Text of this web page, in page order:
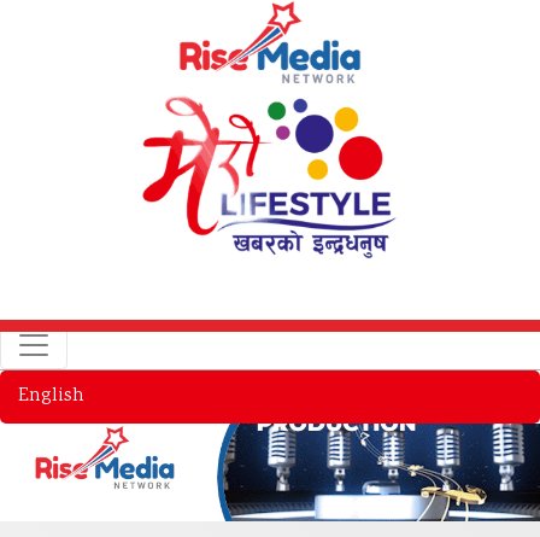
English